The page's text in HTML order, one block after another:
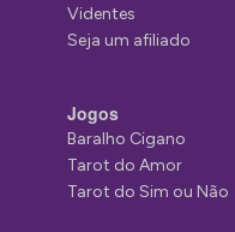
Videntes
Seja um afiliado
Jogos
Baralho Cigano
Tarot do Amor
Tarot do Sim ou Não